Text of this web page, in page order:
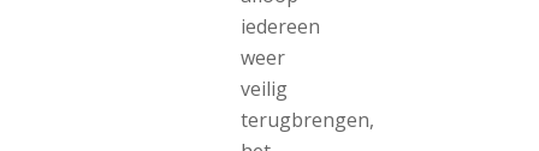
iedereen
weer
veilig
terugbrengen,